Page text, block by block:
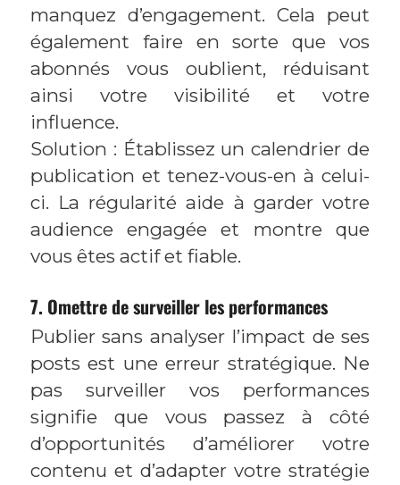
manquez d’engagement. Cela peut
également faire en sorte que vos
abonnés vous oublient, réduisant
ainsi votre visibilité et votre
influence.
Solution : Établissez un calendrier de
publication et tenez-vous-en à celui-
ci. La régularité aide à garder votre
audience engagée et montre que
vous êtes actif et fiable.
7. Omettre de surveiller les performances
Publier sans analyser l’impact de ses
posts est une erreur stratégique. Ne
pas surveiller vos performances
signifie que vous passez à côté
d’opportunités d’améliorer votre
contenu et d’adapter votre stratégie